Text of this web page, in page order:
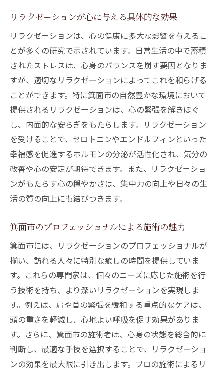
リラクゼーションが心に与える具体的な効果
リラクゼーションは、心の健康に多大な影響を与えるこ
とが多くの研究で示されています。日常生活の中で蓄積
されたストレスは、心身のバランスを崩す要因となりま
すが、適切なリラクゼーションによってこれを和らげる
ことができます。特に箕面市の自然豊かな環境において
提供されるリラクゼーションは、心の緊張を解きほぐ
し、内面的な安らぎをもたらします。リラクゼーション
を受けることで、セロトニンやエンドルフィンといった
幸福感を促進するホルモンの分泌が活性化され、気分の
改善や心の安定が期待できます。また、リラクゼーショ
ンがもたらす心の穏やかさは、集中力の向上や日々の生
活の質の向上にも結びつきます。
箕面市のプロフェッショナルによる施術の魅力
箕面市には、リラクゼーションのプロフェッショナルが
揃い、訪れる人々に特別な癒しの時間を提供していま
す。これらの専門家は、個々のニーズに応じた施術を行
う技術を持ち、より深いリラクゼーションを実現しま
す。例えば、肩や首の緊張を緩和する重点的なケアは、
頭の重さを軽減し、心地よい呼吸を促す効果がありま
す。さらに、箕面市の施術者は、心身の状態を総合的に
判断し、最適な手技を選択することで、リラクゼーショ
ンの効果を最大限に引き出します。プロの施術によるリ